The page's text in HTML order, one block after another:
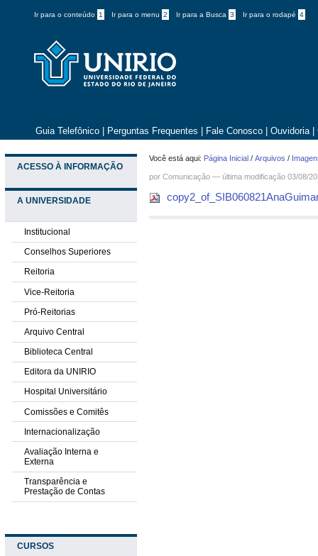
Ir para o conteúdo 1 Ir para o menu 2 Ir para a Busca 3 Ir para o rodapé 4
Guia Telefônico Perguntas Frequentes Fale Conosco Ouvidoria
ACESSO À INFORMAÇÃO
A UNIVERSIDADE
Institucional
Conselhos Superiores
Reitoria
Vice-Reitoria
Pró-Reitorias
Arquivo Central
Biblioteca Central
Editora da UNIRIO
Hospital Universitário
Comissões e Comitês
Internacionalização
Avaliação Interna e
Externa
Transparência e
Prestação de Contas
CURSOS
Você está aqui: Página Inicial /Arquivos /
porComunicação —última modificação 03/08/